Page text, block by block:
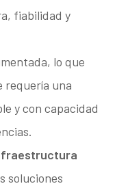
fiabilidad y
lo que
requería una
y con capacidad
soluciones